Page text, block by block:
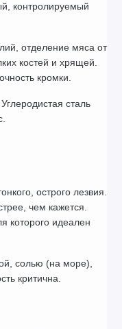
контролируемый
отделение мяса от
костей и хрящей.
кромки.
сталь
острого лезвия.
чем кажется.
которого идеален
солью (на море),
критична.